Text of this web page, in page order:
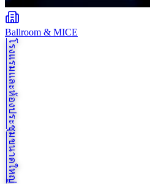
Ballroom & MICE
โรงแรมและห้องประชุมขนาดใหญ่